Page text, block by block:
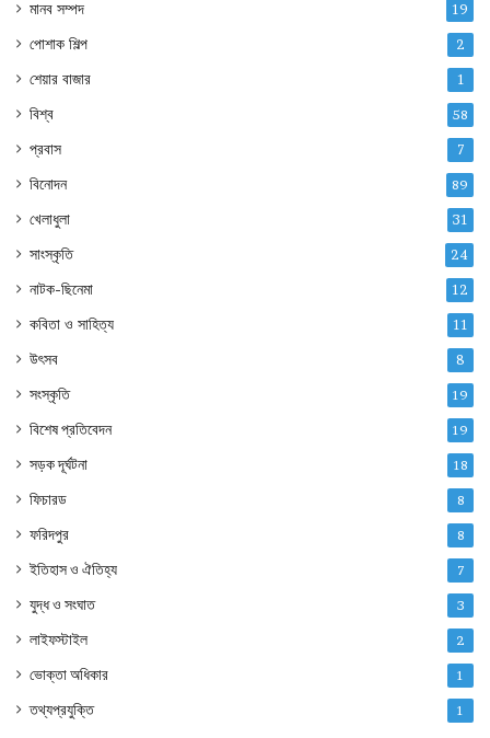
মানব সম্পদ 19
পোশাক শিল্প 2
শেয়ার বাজার 1
বিশ্ব 58
প্রবাস 7
বিনোদন 89
খেলাধুলা 31
সাংস্কৃতি 24
নাটক-ছিনেমা 12
কবিতা ও সাহিত্য 11
উৎসব 8
সংস্কৃতি 19
বিশেষ প্রতিবেদন 19
সড়ক দূর্ঘটনা 18
ফিচারড 8
ফরিদপুর 8
ইতিহাস ও ঐতিহ্য 7
যুদ্ধ ও সংঘাত 3
লাইফস্টাইল 2
ভোক্তা অধিকার 1
তথ্যপ্রযুক্তি 1